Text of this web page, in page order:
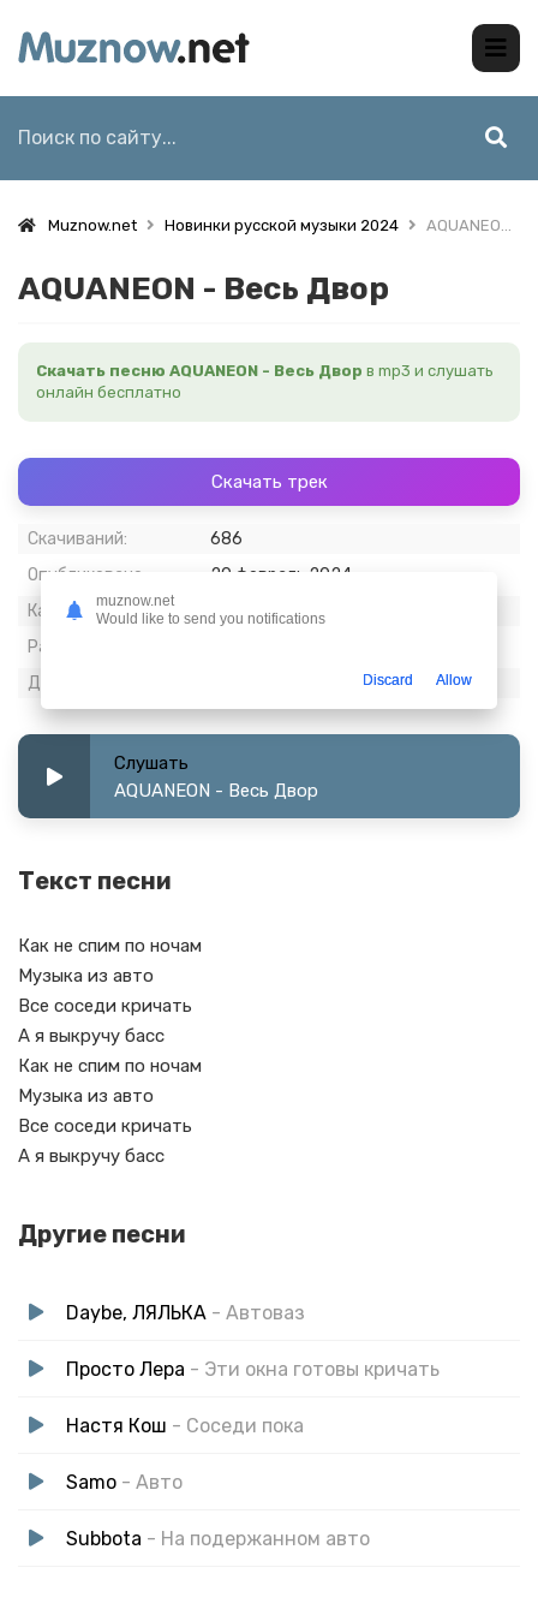
Muznow.net Новинки русской музыки 2024 AQUANEON - Весь Двор
AQUANEON - Весь Двор
Скачать песню AQUANEON - Весь Двор в mp3 и слушать
онлайн бесплатно
Скачать трек
Скачиваний:
686
Опубликовано:
20 февраль 2024
Качество:
320 kbps, Stereo
Размер:
Длительность:
Слушать
AQUANEON - Весь Двор
Текст песни
Как не спим по ночам
Музыка из авто
Все соседи кричать
А я выкручу басс
Как не спим по ночам
Музыка из авто
Все соседи кричать
А я выкручу басс
Другие песни
Daybe, ЛЯЛЬКА - Автоваз
Просто Лера - Эти окна готовы кричать
Настя Кош - Соседи пока
Samo - Авто
Subbota - На подержанном авто
muznow.net
Would like to send you notifications
Discard Allow